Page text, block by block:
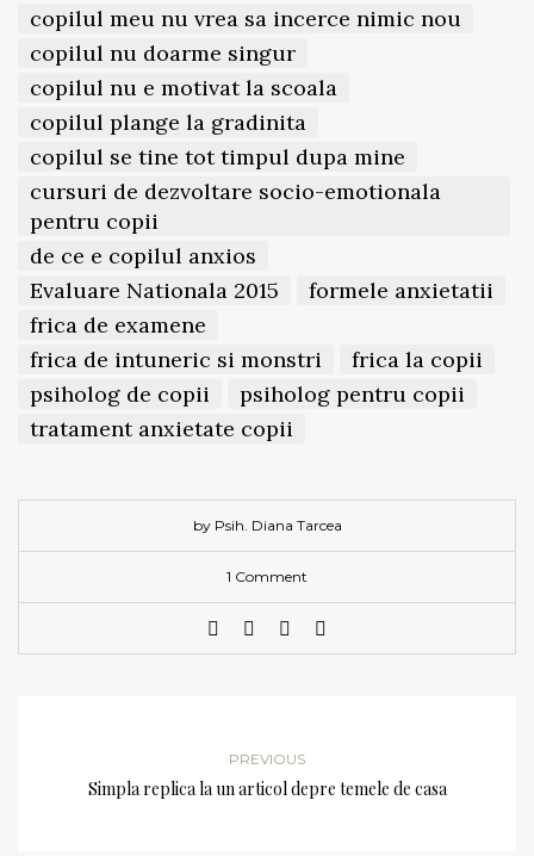
copilul meu nu vrea sa incerce nimic nou
copilul nu doarme singur
copilul nu e motivat la scoala
copilul plange la gradinita
copilul se tine tot timpul dupa mine
cursuri de dezvoltare socio-emotionala
pentru copii
de ce e copilul anxios
Evaluare Nationala 2015
formele anxietatii
frica de examene
frica de intuneric si monstri
frica la copii
psiholog de copii
psiholog pentru copii
tratament anxietate copii
by Psih. Diana Tarcea
1 Comment
PREVIOUS
Simpla replica la un articol depre temele de casa